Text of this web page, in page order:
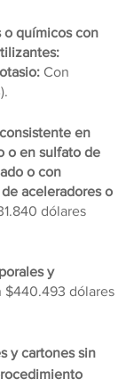
o químicos con
Con
en
o en sulfato de
o con
aceleradores o
dólares
y
$440.493 dólares
y cartones sin